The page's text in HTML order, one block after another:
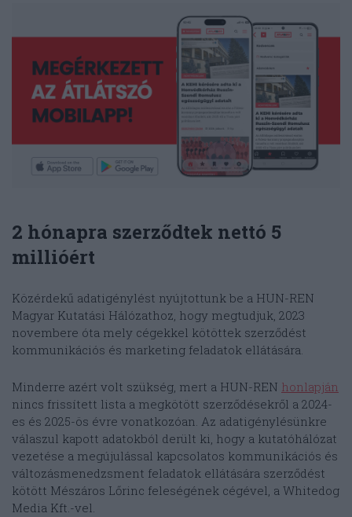
2 hónapra szerződtek nettó 5
millióért
Közérdekű adatigénylést nyújtottunk be a HUN-REN
Magyar Kutatási Hálózathoz, hogy megtudjuk, 2023
novembere óta mely cégekkel kötöttek szerződést
kommunikációs és marketing feladatok ellátására.
Minderre azért volt szükség, mert a HUN-REN honlapján
nincs frissített lista a megkötött szerződésekről a 2024-
es és 2025-ös évre vonatkozóan. Az adatigénylésünkre
válaszul kapott adatokból derült ki, hogy a kutatóhálózat
vezetése a megújulással kapcsolatos kommunikációs és
változásmenedzsment feladatok ellátására szerződést
kötött Mészáros Lőrinc feleségének cégével, a Whitedog
Media Kft.-vel.